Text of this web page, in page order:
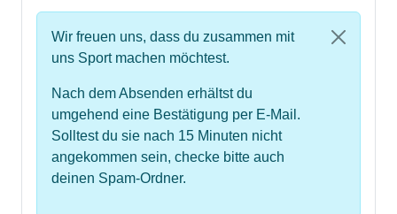
Wir freuen uns, dass du zusammen mit
uns Sport machen möchtest.
Nach dem Absenden erhältst du
umgehend eine Bestätigung per E-Mail.
Solltest du sie nach 15 Minuten nicht
angekommen sein, checke bitte auch
deinen Spam-Ordner.